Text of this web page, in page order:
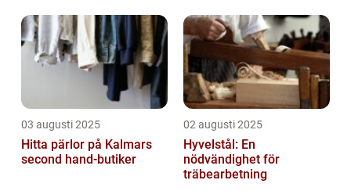
03 augusti 2025
Hitta pärlor på Kalmars
second hand-butiker
02 augusti 2025
Hyvelstål: En
nödvändighet för
träbearbetning